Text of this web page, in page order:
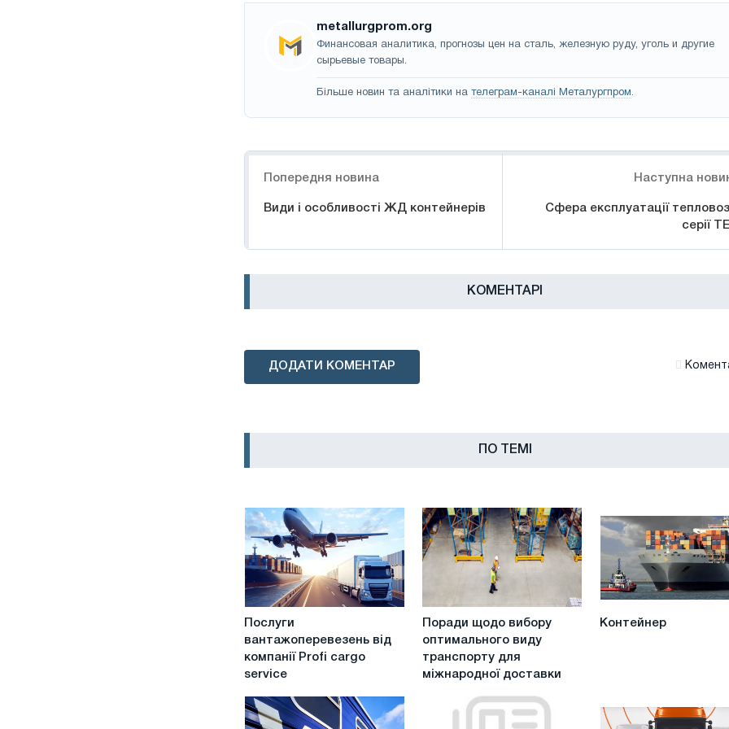
metallurgprom.org
Финансовая аналитика, прогнозы цен на сталь, железную руду, уголь и другие
сырьевые товары.
Більше новин та аналітики на телеграм-каналі Металургпром.
Попередня новина
Види і особливості ЖД контейнерів
Наступна
Сфера експлуатації
серії
КОМЕНТАРІ
ДОДАТИ КОМЕНТАР
ПО ТЕМІ
вантажоперевезень
cargo
service
Послуги
вантажоперевезень від
компанії Profi cargo
service
щодо
оптимального
транспорту
Поради щодо вибору
оптимального виду
транспорту для
міжнародної доставки
Контейнер